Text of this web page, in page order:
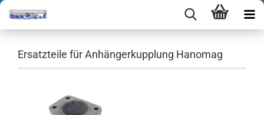
Ersatzteile für Anhängerkupplung Hanomag